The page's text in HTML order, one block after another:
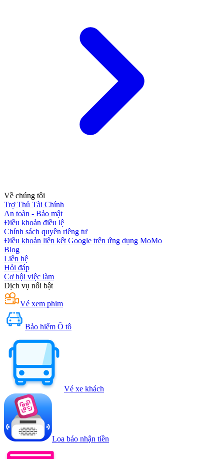
Về chúng tôi
Trợ Thủ Tài Chính
An toàn - Bảo mật
Điều khoản điều lệ
Chính sách quyền riêng tư
Điều khoản liên kết Google trên ứng dụng MoMo
Blog
Liên hệ
Hỏi đáp
Cơ hội việc làm
Dịch vụ nổi bật
Vé xem phim
Bảo hiểm Ô tô
Vé xe khách
Loa báo nhận tiền